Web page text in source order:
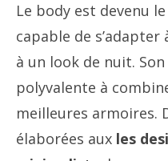
Le body est devenu
capable de
à un look de nuit.
polyvalente à
meilleures armoires.
élaborées aux les